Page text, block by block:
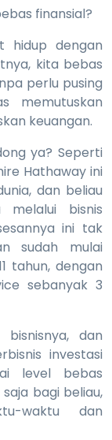
finansial?
hidup dengan
kita bebas
perlu pusing
memutuskan
keuangan.
ya? Seperti
Hathaway ini
dan beliau
melalui bisnis
ini tak
sudah mulai
tahun, dengan
sebanyak 3
dan
investasi
level bebas
bagi beliau,
waktu dan